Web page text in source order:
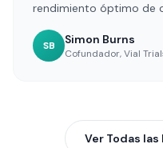
rendimiento óptimo de
SB Simon Burns
Cofundador,Vial
Ver Todas